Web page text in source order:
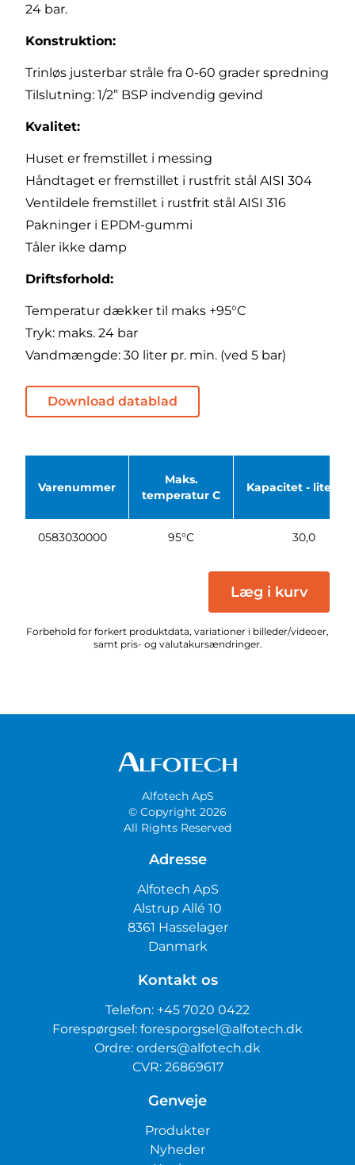
24 bar.
Konstruktion:
Trinløs justerbar stråle fra 0-60 grader spredning
Tilslutning: 1/2” BSP indvendig gevind
Kvalitet:
Huset er fremstillet i messing
Håndtaget er fremstillet i rustfrit stål AISI 304
Ventildele fremstillet i rustfrit stål AISI 316
Pakninger i EPDM-gummi
Tåler ikke damp
Driftsforhold:
Temperatur dækker til maks +95°C
Tryk: maks. 24 bar
Vandmængde: 30 liter pr. min. (ved 5 bar)
Download datablad
Varenummer
Maks.
temperatur C
Kapacitet - liter/
0583030000 95°C 30,0
Læg i kurv
Forbehold for forkert produktdata, variationer i billeder/videoer,
samt pris- og valutakursændringer.
Alfotech ApS
© Copyright 2026
All Rights Reserved
Adresse
Alfotech ApS
Alstrup Allé 10
8361 Hasselager
Danmark
Kontakt os
Telefon: +45 7020 0422
Forespørgsel: foresporgsel@alfotech.dk
Ordre: orders@alfotech.dk
CVR: 26869617
Genveje
Produkter
Nyheder